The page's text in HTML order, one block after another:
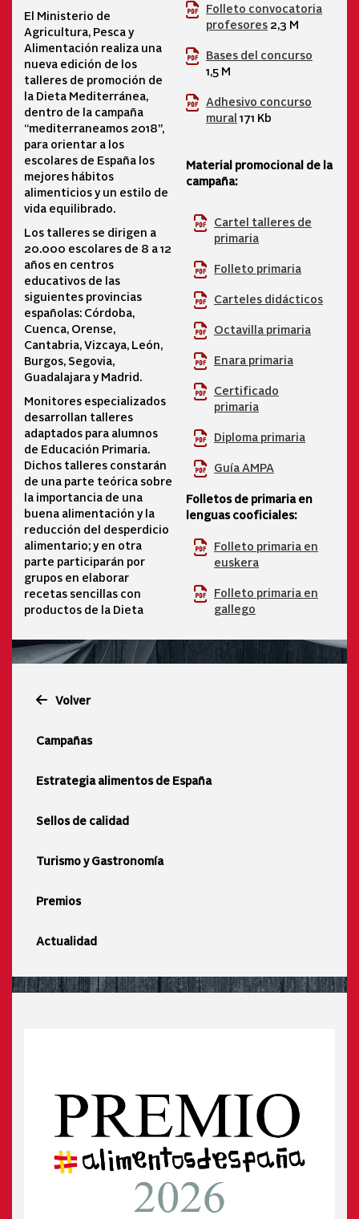
El Ministerio de
Agricultura, Pesca y
Alimentación realiza una
nueva edición de los
talleres de promoción de
la Dieta Mediterránea,
dentro de la campaña
“mediterraneamos 2018”,
para orientar a los
escolares de España los
mejores hábitos
alimenticios y un estilo de
vida equilibrado.
Los talleres se dirigen a
20.000 escolares de 8 a 12
años en centros
educativos de las
siguientes provincias
españolas: Córdoba,
Cuenca, Orense,
Cantabria, Vizcaya, León,
Burgos, Segovia,
Guadalajara y Madrid.
Monitores especializados
desarrollan talleres
adaptados para alumnos
de Educación Primaria.
Dichos talleres constarán
de una parte teórica sobre
la importancia de una
buena alimentación y la
reducción del desperdicio
alimentario; y en otra
parte participarán por
grupos en elaborar
recetas sencillas con
productos de la Dieta
Folleto convocatoria
profesores 2,3 M
Bases del concurso
1,5 M
Adhesivo concurso
mural 171 Kb
Material promocional de la
campaña:
Cartel talleres de
primaria
Folleto primaria
Carteles didácticos
Octavilla primaria
Enara primaria
Certificado
primaria
Diploma primaria
Guía AMPA
Folletos de primaria en
lenguas cooficiales:
Folleto primaria en
euskera
Folleto primaria en
gallego
Volver
Campañas
Estrategia alimentos de España
Sellos de calidad
Turismo y Gastronomía
Premios
Actualidad